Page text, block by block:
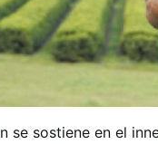
se sostiene en el